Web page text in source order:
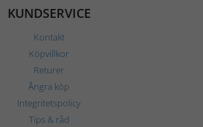
KUNDSERVICE
Kontakt
Köpvillkor
Returer
Ångra köp
Integritetspolicy
Tips & råd